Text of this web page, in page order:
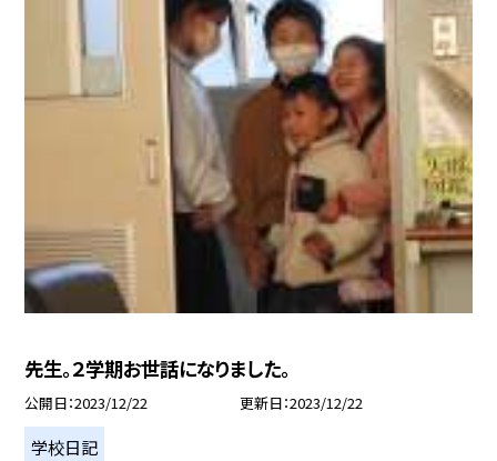
先生。２学期お世話になりました。
公開日 2023/12/22 更新日 2023/12/22
学校日記